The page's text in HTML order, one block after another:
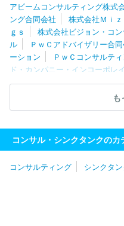
アビームコンサルティング株式
ング合同会社
株式会社Ｍｉ
ｇｓ
株式会社ビジョン・コ
ル
ＰｗＣアドバイザリー合
ーション
ＰｗＣコンサルテ
ド・カンパニー・インコーポレ
ルティング株式会社
株式会
ー・アンド・コンサルティング
グ・グループ合同会社
社デロイトトーマツ
株式会
ＤＢエウレカ株式会社
株式会
株式会社
レクストホールディ
も
コンサル・シンクタンクのカ
コンサルティング シンクタン